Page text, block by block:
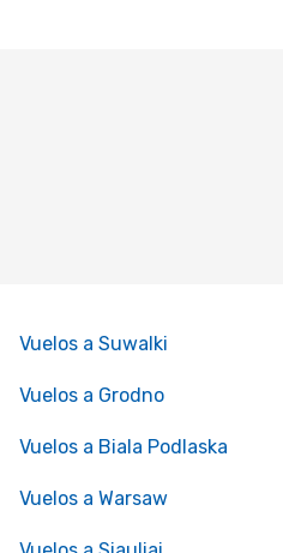
Vuelos a Suwalki
Vuelos a Grodno
Vuelos a Biala Podlaska
Vuelos a Warsaw